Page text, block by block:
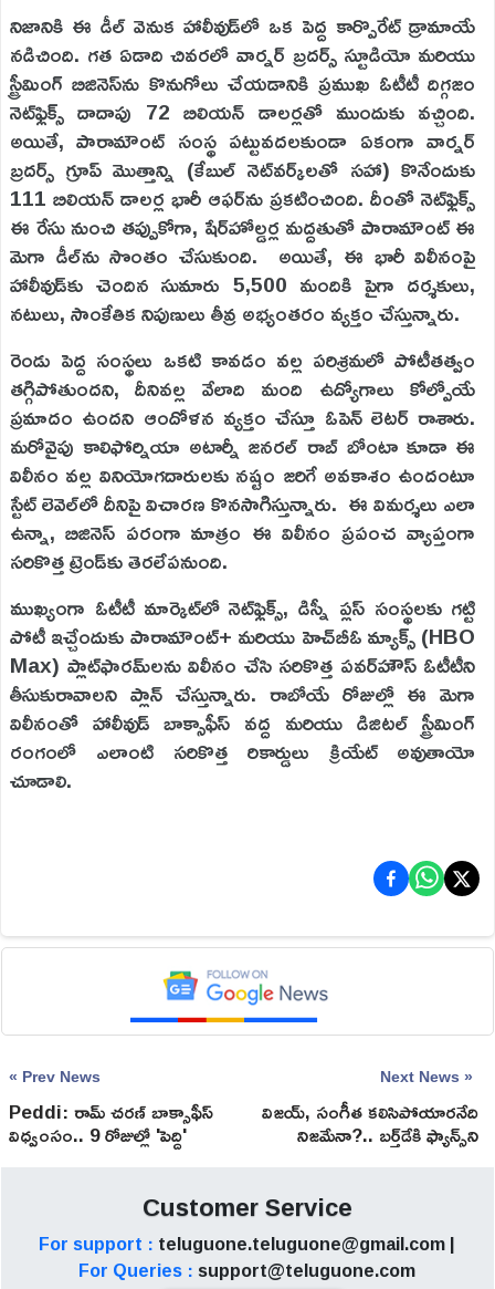
నిజానికి ఈ డీల్ వెనుక హాలీవుడ్‌లో ఒక పెద్ద కార్పొరేట్ డ్రామాయే
నడిచింది. గత ఏడాది చివరలో వార్నర్ బ్రదర్స్ స్టూడియో మరియు
స్ట్రీమింగ్ బిజినెస్‌ను కొనుగోలు చేయడానికి ప్రముఖ ఓటీటీ దిగ్గజం
నెట్‌ఫ్లిక్స్ దాదాపు 72 బిలియన్ డాలర్లతో ముందుకు వచ్చింది.
అయితే, పారామౌంట్ సంస్థ పట్టువదలకుండా ఏకంగా వార్నర్
బ్రదర్స్ గ్రూప్ మొత్తాన్ని (కేబుల్ నెట్‌వర్క్‌లతో సహా) కొనేందుకు
111 బిలియన్ డాలర్ల భారీ ఆఫర్‌ను ప్రకటించింది. దీంతో నెట్‌ఫ్లిక్స్
ఈ రేసు నుంచి తప్పుకోగా, షేర్‌హోల్డర్ల మద్దతుతో పారామౌంట్ ఈ
మెగా డీల్‌ను సొంతం చేసుకుంది. అయితే, ఈ భారీ విలీనంపై
హాలీవుడ్‌కు చెందిన సుమారు 5,500 మందికి పైగా దర్శకులు,
నటులు, సాంకేతిక నిపుణులు తీవ్ర అభ్యంతరం వ్యక్తం చేస్తున్నారు.
రెండు పెద్ద సంస్థలు ఒకటి కావడం వల్ల పరిశ్రమలో పోటీతత్వం
తగ్గిపోతుందని, దీనివల్ల వేలాది మంది ఉద్యోగాలు కోల్పోయే
ప్రమాదం ఉందని ఆందోళన వ్యక్తం చేస్తూ ఓపెన్ లెటర్ రాశారు.
మరోవైపు కాలిఫోర్నియా అటార్నీ జనరల్ రాబ్ బోంటా కూడా ఈ
విలీనం వల్ల వినియోగదారులకు నష్టం జరిగే అవకాశం ఉందంటూ
స్టేట్ లెవెల్‌లో దీనిపై విచారణ కొనసాగిస్తున్నారు. ఈ విమర్శలు ఎలా
ఉన్నా, బిజినెస్ పరంగా మాత్రం ఈ విలీనం ప్రపంచ వ్యాప్తంగా
సరికొత్త ట్రెండ్‌కు తెరలేపనుంది.
ముఖ్యంగా ఓటీటీ మార్కెట్‌లో నెట్‌ఫ్లిక్స్, డిస్నీ ప్లస్ సంస్థలకు గట్టి
పోటీ ఇచ్చేందుకు పారామౌంట్+ మరియు హెచ్‌బీఓ మ్యాక్స్ (HBO
Max) ప్లాట్‌ఫారమ్‌లను విలీనం చేసి సరికొత్త పవర్‌హౌస్ ఓటీటీని
తీసుకురావాలని ప్లాన్ చేస్తున్నారు. రాబోయే రోజుల్లో ఈ మెగా
విలీనంతో హాలీవుడ్ బాక్సాఫీస్ వద్ద మరియు డిజిటల్ స్ట్రీమింగ్
రంగంలో ఎలాంటి సరికొత్త రికార్డులు క్రియేట్ అవుతాయో
చూడాలి.
« Prev News
Peddi: రామ్ చరణ్ బాక్సాఫీస్
విధ్వంసం.. 9 రోజుల్లో 'పెద్ది'
సంచలన కలెక్షన్లు ఇవే!
Next News »
విజ‌య్‌, సంగీత క‌లిసిపోయార‌నేది
నిజమేనా?.. బ‌ర్త్‌డేకి ఫ్యాన్స్‌ని
స‌ర్‌ప్రైజ్ చేస్తారా?
Customer Service
For support : teluguone.teluguone@gmail.com |
For Queries : support@teluguone.com